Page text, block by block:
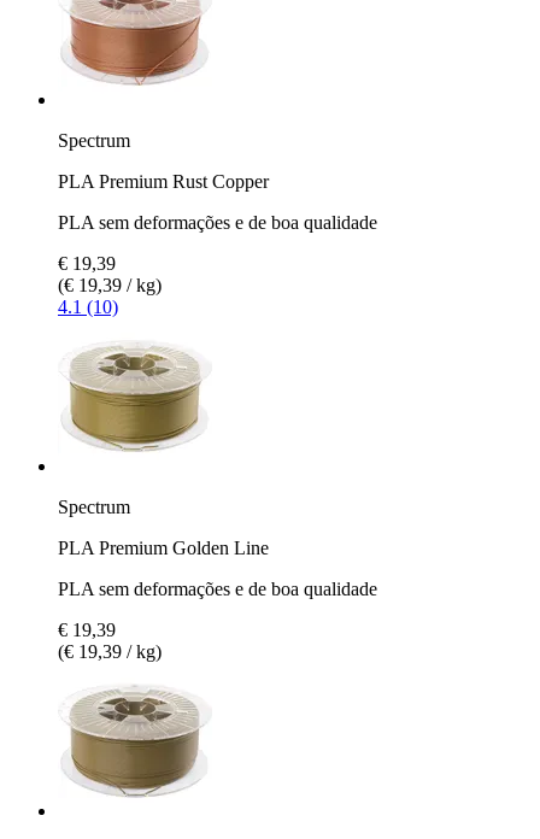
Spectrum
PLA Premium Rust Copper
PLA sem deformações e de boa qualidade
€ 19,39
(€ 19,39 / kg)
4.1 (10)
Spectrum
PLA Premium Golden Line
PLA sem deformações e de boa qualidade
€ 19,39
(€ 19,39 / kg)